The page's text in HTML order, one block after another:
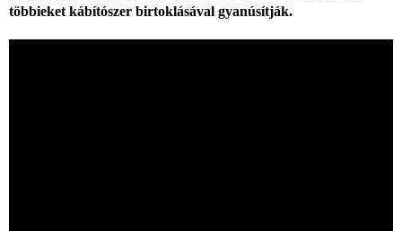
többieket kábítószer birtoklásával gyanúsítják.